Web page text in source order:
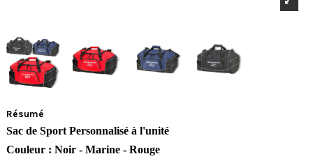
Résumé
Sac de Sport Personnalisé à l'unité
Couleur : Noir - Marine - Rouge